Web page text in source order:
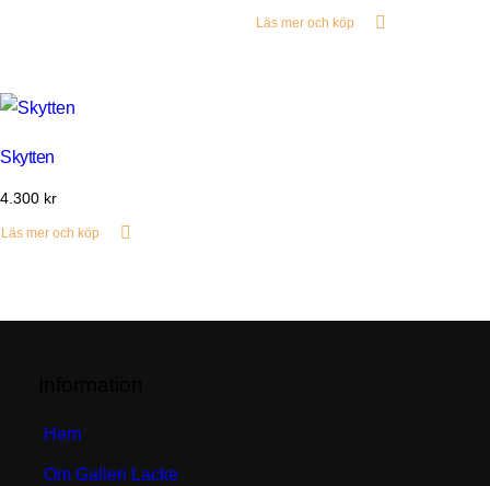
Läs mer och köp
Skytten
4.300 kr
Läs mer och köp
Hem
Om Galleri Lacke